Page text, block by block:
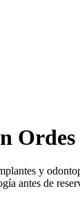
Ordes
y
antes de